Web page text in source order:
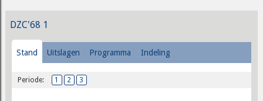
DZC'68 1
Stand Uitslagen Programma Indeling
Periode: 1 2 3